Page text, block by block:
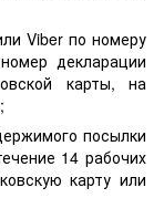
Viber по номеру
декларации
карты, на
посылки
14 рабочих
карту или